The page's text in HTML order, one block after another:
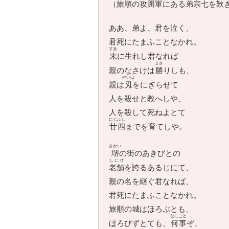
（旅順の攻囲軍にある弟宗七を歎
ああ、弟よ、君を泣く、
君死にたまふことなかれ。
末
すゑ
に生れし君なれば
親のなさけは勝
まさ
りしも、
親は 刄
やいば
をにぎらせて
人を殺せと教へしや、
人を殺して死ねよとて
廿四
にじふし
までを育てしや。
堺
さかい
の街のあきびとの
老舗
しにせ
を誇るあるじにて、
親の名を継ぐ君なれば、
君死にたまふことなかれ。
旅順の城はほろぶとも、
ほろびずとても、 何事
なにごと
ぞ、